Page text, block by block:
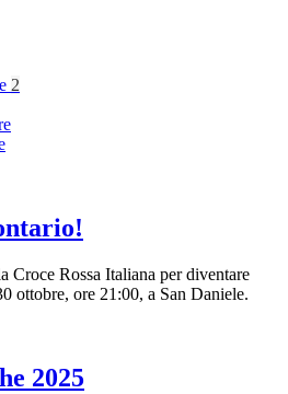
2
Croce Rossa Italiana per diventare
ottobre, ore 21:00, a San Daniele.
2025